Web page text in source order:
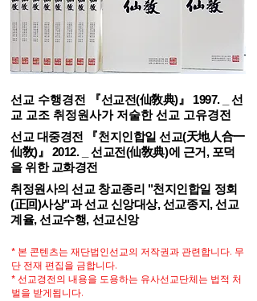
선교 수행경전 『선교전(仙敎典)』 1997. _선
교 교조 취정원사가 저술한 선교 고유경전
선교 대중경전
『천지인합일 선교(天地人合一
仙敎)』 2012. _선교전(仙敎典)에 근거, 포덕
을 위한 교화경전
취정원사의 선교 창교종리 "천지인합일 정회
(正回)사상"과 선교 신앙대상, 선교종지, 선교
계율, 선교수행, 선교신앙
* 본 콘텐츠는 재단법인선교의 저작권과 관련합니다. 무
단 전재 편집을 금합니다.
* 선교경전의 내용을 도용하는 유사선교단체는 법적 처
벌을 받게됩니다.